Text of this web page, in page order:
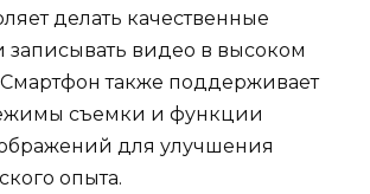
делать качественные
записывать видео в высоком
также поддерживает
съемки и функции
для улучшения
опыта.